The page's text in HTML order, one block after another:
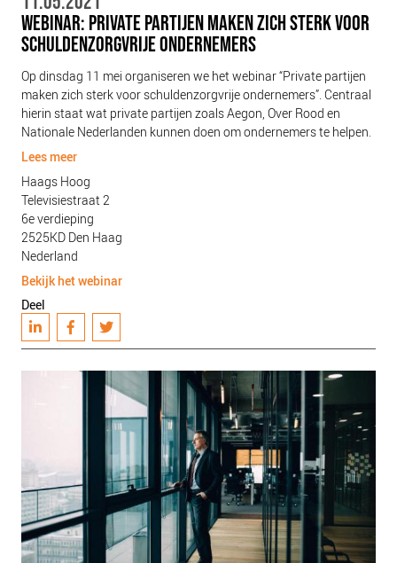
PLINKR NAZORG
SOCIALDEBT
DOORBRAAKMETHODE
COLLECTIEF SCHULDREGELEN
DE VOORZIENINGENWIJZER
NEDERLANDSE SCHULDHULPROUTE (NSR)
OVER ONS
VISIE EN MISSIE
HET TEAM
ONZE PARTNERS
VACATURES
IN DE MEDIA
WEBINAR: PRIVATE PARTIJEN MAKEN ZICH STERK VOOR
SCHULDENZORGVRIJE ONDERNEMERS
Op dinsdag 11 mei organiseren we het webinar “Private partijen
maken zich sterk voor schuldenzorgvrije ondernemers”. Centraal
hierin staat wat private partijen zoals Aegon, Over Rood en
Nationale Nederlanden kunnen doen om ondernemers te helpen.
Lees meer
Haags Hoog
Televisiestraat 2
6e verdieping
2525KD Den Haag
Nederland
Bekijk het webinar
Deel